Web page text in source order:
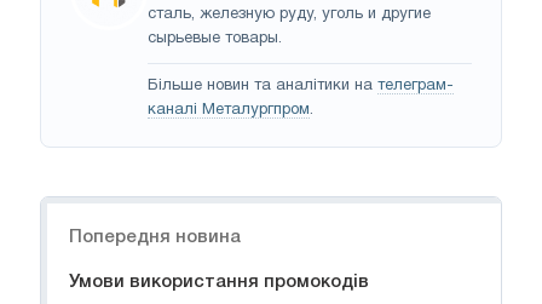
сталь, железную руду, уголь и другие
сырьевые товары.
Більше новин та аналітики на телеграм-
каналі Металургпром.
Попередня новина
Умови використання промокодів